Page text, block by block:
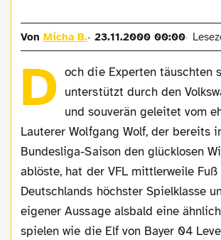
VonMicha B. 23.11.2000 00:00
D och die Experten täuschten
unterstützt durch den
und souverän geleitet vom
Lauterer Wolfgang Wolf, der bereits
Bundesliga-Saison den glücklosen
ablöste, hat der VFL mittlerweile
Deutschlands höchster Spielklasse
eigener Aussage alsbald eine
spielen wie die Elf von Bayer 04